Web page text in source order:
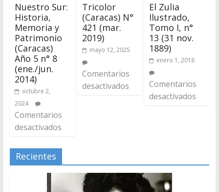
Nuestro Sur:
Historia,
Memoria y
Patrimonio
(Caracas)
Año 5 n° 8
(ene./jun.
2014)
octubre 2,
2024
Comentarios
desactivados
Tricolor
(Caracas) N°
421 (mar.
2019)
mayo 12, 2025
Comentarios
desactivados
El Zulia
Ilustrado,
Tomo I, n°
13 (31 nov.
1889)
enero 1, 2018
Comentarios
desactivados
Recientes